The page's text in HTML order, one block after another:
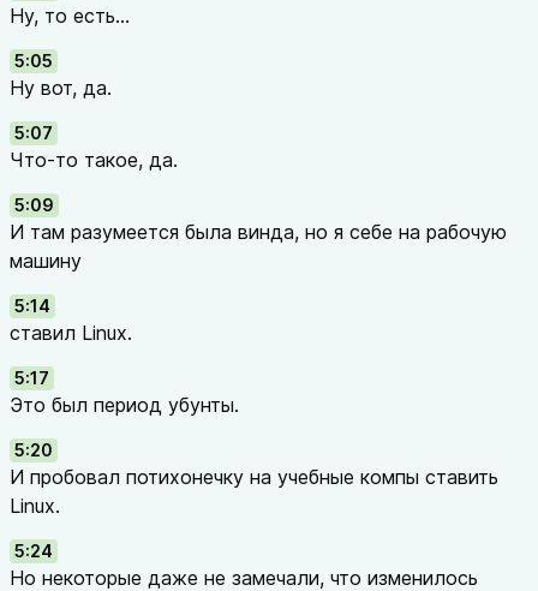
Ну, то есть...
5:05
Ну вот, да.
5:07
Что-то такое, да.
5:09
И там разумеется была винда, но я себе на рабочую
машину
5:14
ставил Linux.
5:17
Это был период убунты.
5:20
И пробовал потихонечку на учебные компы ставить
Linux.
5:24
Но некоторые даже не замечали, что изменилось